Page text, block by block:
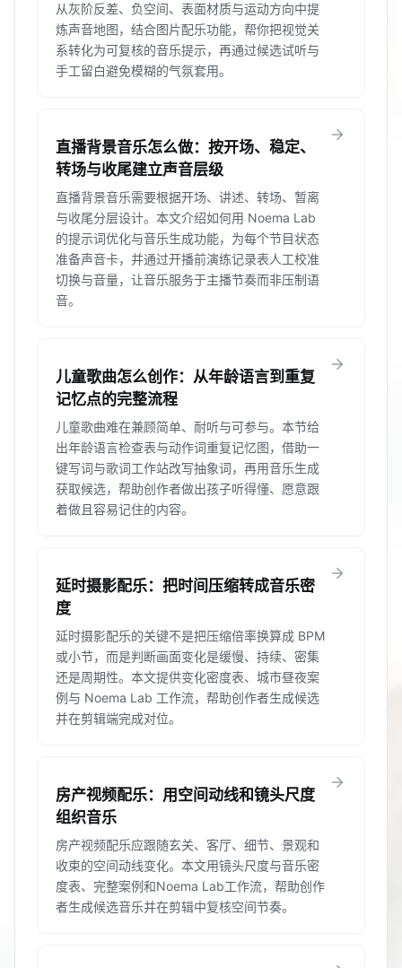
从灰阶反差、负空间、表面材质与运动方向中提
炼声音地图，结合图片配乐功能，帮你把视觉关
系转化为可复核的音乐提示，再通过候选试听与
手工留白避免模糊的气氛套用。
直播背景音乐怎么做：按开场、稳定、
转场与收尾建立声音层级
直播背景音乐需要根据开场、讲述、转场、暂离
与收尾分层设计。本文介绍如何用 Noema Lab
的提示词优化与音乐生成功能，为每个节目状态
准备声音卡，并通过开播前演练记录表人工校准
切换与音量，让音乐服务于主播节奏而非压制语
音。
arrow_forward
儿童歌曲怎么创作：从年龄语言到重复
记忆点的完整流程
儿童歌曲难在兼顾简单、耐听与可参与。本节给
出年龄语言检查表与动作词重复记忆图，借助一
键写词与歌词工作站改写抽象词，再用音乐生成
获取候选，帮助创作者做出孩子听得懂、愿意跟
着做且容易记住的内容。
arrow_forward
延时摄影配乐：把时间压缩转成音乐密
度
延时摄影配乐的关键不是把压缩倍率换算成 BPM
或小节，而是判断画面变化是缓慢、持续、密集
还是周期性。本文提供变化密度表、城市昼夜案
例与 Noema Lab 工作流，帮助创作者生成候选
并在剪辑端完成对位。
arrow_forward
房产视频配乐：用空间动线和镜头尺度
组织音乐
房产视频配乐应跟随玄关、客厅、细节、景观和
收束的空间动线变化。本文用镜头尺度与音乐密
度表、完整案例和Noema Lab工作流，帮助创作
者生成候选音乐并在剪辑中复核空间节奏。
arrow_forward